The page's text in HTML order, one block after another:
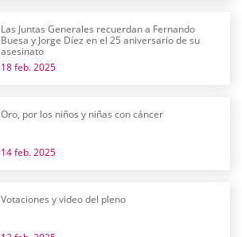
Las Juntas Generales recuerdan a Fernando
Buesa y Jorge Díez en el 25 aniversario de su
asesinato
18 feb. 2025
Oro, por los niños y niñas con cáncer
14 feb. 2025
Votaciones y video del pleno